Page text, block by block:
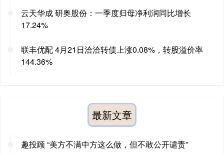
云天华成 研奥股份：一季度归母净利润同比增长
17.24%
联丰优配 4月21日洽洽转债上涨0.08%，转股溢价率
144.36%
最新文章
趣投顾 “美方不满中方这么做，但不敢公开谴责”